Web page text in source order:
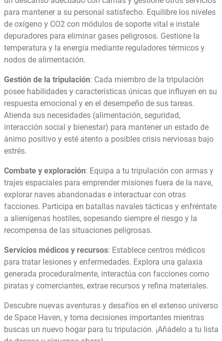
para mantener a su personal satisfecho. Equilibre los niveles
de oxígeno y CO2 con módulos de soporte vital e instale
depuradores para eliminar gases peligrosos. Gestione la
temperatura y la energía mediante reguladores térmicos y
nodos de alimentación.
Gestión de la tripulación: Cada miembro de la tripulación
posee habilidades y características únicas que influyen en su
respuesta emocional y en el desempeño de sus tareas.
Atienda sus necesidades (alimentación, seguridad,
interacción social y bienestar) para mantener un estado de
ánimo positivo y esté atento a posibles crisis nerviosas bajo
estrés.
Combate y exploración: Equipa a tu tripulación con armas y
trajes espaciales para emprender misiones fuera de la nave,
explorar naves abandonadas e interactuar con otras
facciones. Participa en batallas navales tácticas y enfréntate
a alienígenas hostiles, sopesando siempre el riesgo y la
recompensa de las situaciones peligrosas.
Servicios médicos y recursos: Establece centros médicos
para tratar lesiones y enfermedades. Explora una galaxia
generada proceduralmente, interactúa con facciones como
piratas y comerciantes, extrae recursos y refina materiales.
Descubre nuevas aventuras y desafíos en el extenso universo
de Space Haven, y toma decisiones importantes mientras
buscas un nuevo hogar para tu tripulación. ¡Añádelo a tu lista